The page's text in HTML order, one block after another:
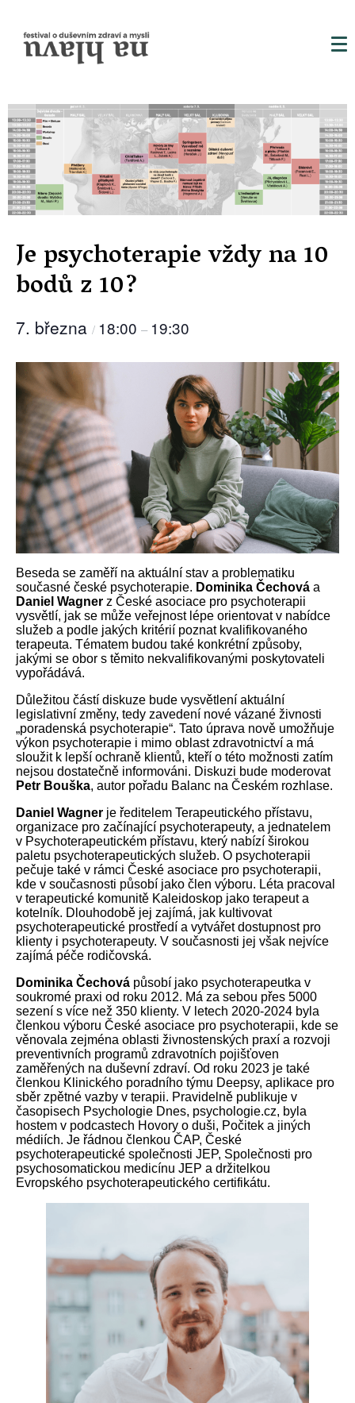
Je psychoterapie vždy na 10
bodů z 10?
7. března / 18:00 – 19:30
Beseda se zaměří na aktuální stav a problematiku
současné české psychoterapie. Dominika Čechová a
Daniel Wagner z České asociace pro psychoterapii
vysvětlí, jak se může veřejnost lépe orientovat v nabídce
služeb a podle jakých kritérií poznat kvalifikovaného
terapeuta. Tématem budou také konkrétní způsoby,
jakými se obor s těmito nekvalifikovanými poskytovateli
vypořádává.
Důležitou částí diskuze bude vysvětlení aktuální
legislativní změny, tedy zavedení nové vázané živnosti
„poradenská psychoterapie“. Tato úprava nově umožňuje
výkon psychoterapie i mimo oblast zdravotnictví a má
sloužit k lepší ochraně klientů, kteří o této možnosti zatím
nejsou dostatečně informováni. Diskuzi bude moderovat
Petr Bouška, autor pořadu Balanc na Českém rozhlase.
Daniel Wagner je ředitelem Terapeutického přístavu,
organizace pro začínající psychoterapeuty, a jednatelem
v Psychoterapeutickém přístavu, který nabízí širokou
paletu psychoterapeutických služeb. O psychoterapii
pečuje také v rámci České asociace pro psychoterapii,
kde v současnosti působí jako člen výboru. Léta pracoval
v terapeutické komunitě Kaleidoskop jako terapeut a
kotelník. Dlouhodobě jej zajímá, jak kultivovat
psychoterapeutické prostředí a vytvářet dostupnost pro
klienty i psychoterapeuty. V současnosti jej však nejvíce
zajímá péče rodičovská.
Dominika Čechová působí jako psychoterapeutka v
soukromé praxi od roku 2012. Má za sebou přes 5000
sezení s více než 350 klienty. V letech 2020-2024 byla
členkou výboru České asociace pro psychoterapii, kde se
věnovala zejména oblasti živnostenských praxí a rozvoji
preventivních programů zdravotních pojišťoven
zaměřených na duševní zdraví. Od roku 2023 je také
členkou Klinického poradního týmu Deepsy, aplikace pro
sběr zpětné vazby v terapii. Pravidelně publikuje v
časopisech Psychologie Dnes, psychologie.cz, byla
hostem v podcastech Hovory o duši, Počitek a jiných
médiích. Je řádnou členkou ČAP, České
psychoterapeutické společnosti JEP, Společnosti pro
psychosomatickou medicínu JEP a držitelkou
Evropského psychoterapeutického certifikátu.